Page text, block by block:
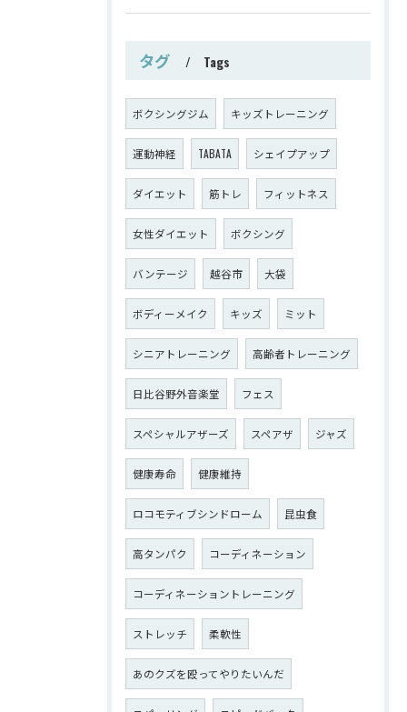
タグ Tags
ボクシングジム キッズトレーニング
運動神経 TABATA シェイプアップ
ダイエット 筋トレ フィットネス
女性ダイエット ボクシング
バンテージ 越谷市 大袋
ボディーメイク キッズ ミット
シニアトレーニング 高齢者トレーニング
日比谷野外音楽堂 フェス
スペシャルアザーズ スペアザ ジャズ
健康寿命 健康維持
ロコモティブシンドローム 昆虫食
高タンパク コーディネーション
コーディネーショントレーニング
ストレッチ 柔軟性
あのクズを殴ってやりたいんだ